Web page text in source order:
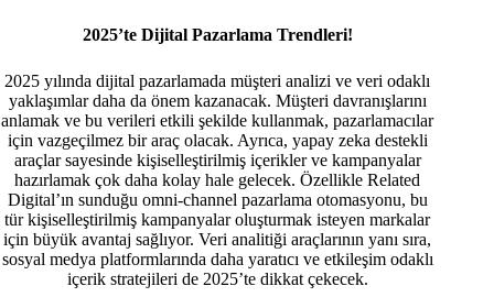
2025’te Dijital Pazarlama Trendleri!
2025 yılında dijital pazarlamada müşteri analizi ve veri odaklı
yaklaşımlar daha da önem kazanacak. Müşteri davranışlarını
anlamak ve bu verileri etkili şekilde kullanmak, pazarlamacılar
için vazgeçilmez bir araç olacak. Ayrıca, yapay zeka destekli
araçlar sayesinde kişiselleştirilmiş içerikler ve kampanyalar
hazırlamak çok daha kolay hale gelecek. Özellikle Related
Digital’ın sunduğu omni-channel pazarlama otomasyonu, bu
tür kişiselleştirilmiş kampanyalar oluşturmak isteyen markalar
için büyük avantaj sağlıyor. Veri analitiği araçlarının yanı sıra,
sosyal medya platformlarında daha yaratıcı ve etkileşim odaklı
içerik stratejileri de 2025’te dikkat çekecek.